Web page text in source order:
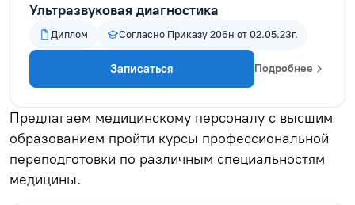
Ультразвуковая диагностика
Диплом Согласно Приказу 206н от 02.05.23г.
Записаться Подробнее
Предлагаем медицинскому персоналу с высшим
образованием пройти курсы профессиональной
переподготовки по различным специальностям
медицины.